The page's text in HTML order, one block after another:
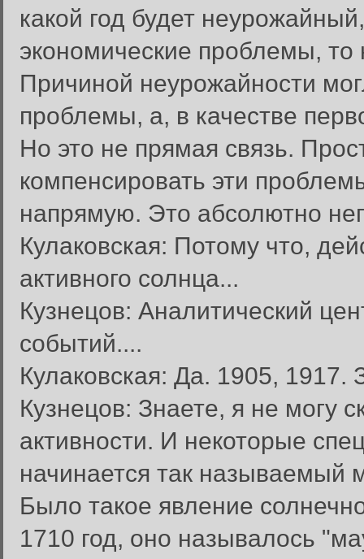
какой год будет
экономические проблемы, то
Причиной неурожайности
проблемы, а, в качестве
Но это не прямая связь.
компенсировать эти
напрямую. Это абсолютно
Кулаковская: Потому что,
активного солнца...
Кузнецов: Аналитический
событий....
Кулаковская: Да. 1905, 1917.
Кузнецов: Знаете, я не могу
активности. И некоторые
начинается так называемый
Было такое явление
1710 год, оно называлось